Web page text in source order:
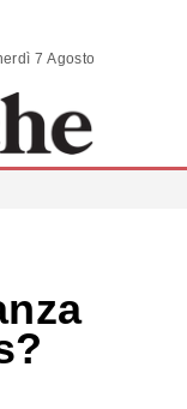
COMMENTI | SCENARI - venerdì 7 Agosto 2026